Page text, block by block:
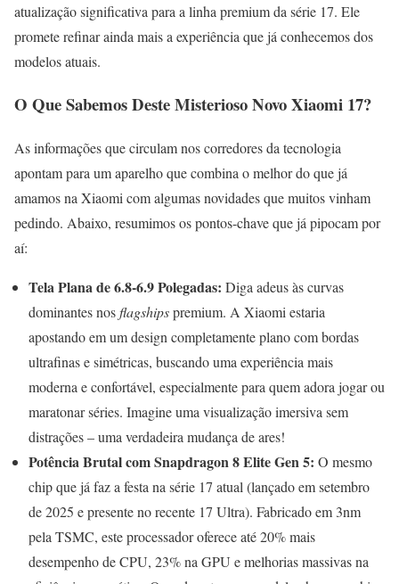
atualização significativa para a linha premium da série 17. Ele
promete refinar ainda mais a experiência que já conhecemos dos
modelos atuais.
O Que Sabemos Deste Misterioso Novo Xiaomi 17?
As informações que circulam nos corredores da tecnologia
apontam para um aparelho que combina o melhor do que já
amamos na Xiaomi com algumas novidades que muitos vinham
pedindo. Abaixo, resumimos os pontos-chave que já pipocam por
aí:
Tela Plana de 6.8-6.9 Polegadas: Diga adeus às curvas
dominantes nosflagshipspremium. A Xiaomi estaria
apostando em um design completamente plano com bordas
ultrafinas e simétricas, buscando uma experiência mais
moderna e confortável, especialmente para quem adora jogar ou
maratonar séries. Imagine uma visualização imersiva sem
distrações – uma verdadeira mudança de ares!
Potência Brutal com Snapdragon 8 Elite Gen 5: O mesmo
chip que já faz a festa na série 17 atual (lançado em setembro
de 2025 e presente no recente 17 Ultra). Fabricado em 3nm
pela TSMC, este processador oferece até 20% mais
desempenho de CPU, 23% na GPU e melhorias massivas na